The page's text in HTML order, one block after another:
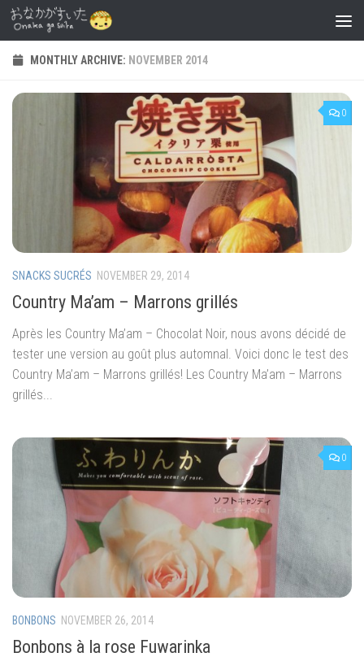
Skip to content
MONTHLY ARCHIVE: NOVEMBER 2014
0
SNACKS SUCRÉS NOVEMBER 29, 2014
Country Ma’am – Marrons grillés
Après les Country Ma’am – Chocolat Noir, nous avons décidé de
tester une version au goût plus automnal. Voici donc le test des
Country Ma’am – Marrons grillés! Les Country Ma’am – Marrons
grillés...
0
BONBONS NOVEMBER 26, 2014
Bonbons à la rose Fuwarinka